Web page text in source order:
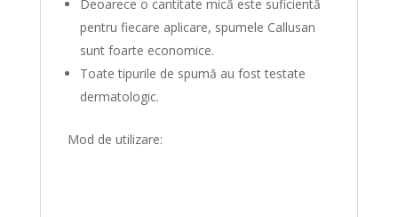
Deoarece o cantitate mică este suficientă
pentru fiecare aplicare, spumele Callusan
sunt foarte economice.
Toate tipurile de spumă au fost testate
dermatologic.
Mod de utilizare: